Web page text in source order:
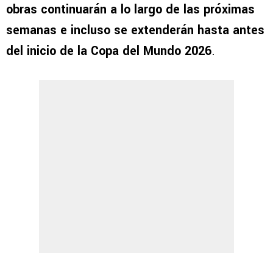
obras continuarán a lo largo de las próximas
semanas e incluso se extenderán hasta antes
del inicio de la Copa del Mundo 2026.